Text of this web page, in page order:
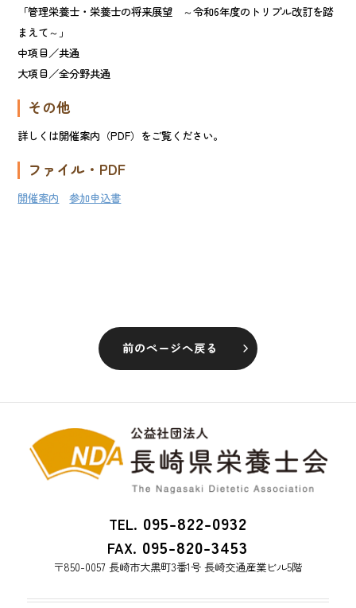
「管理栄養士・栄養士の将来展望 ～令和6年度のトリプル改訂を踏
まえて～」
中項目／共通
大項目／全分野共通
その他
詳しくは開催案内（PDF）をご覧ください。
ファイル・PDF
開催案内 参加申込書
前のページへ戻る
TEL. 095-822-0932
FAX. 095-820-3453
〒850-0057 長崎市大黒町3番1号 長崎交通産業ビル5階